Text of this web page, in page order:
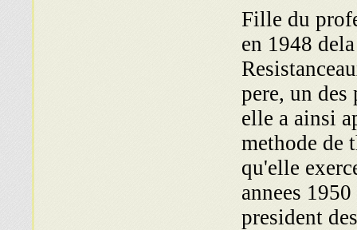
Fille du
en 1948
pere, un
elle a ainsi
methode de
qu'elle
annees
president